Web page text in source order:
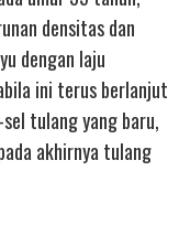
densitas dan
dengan laju
ini terus berlanjut
tulang yang baru,
akhirnya tulang